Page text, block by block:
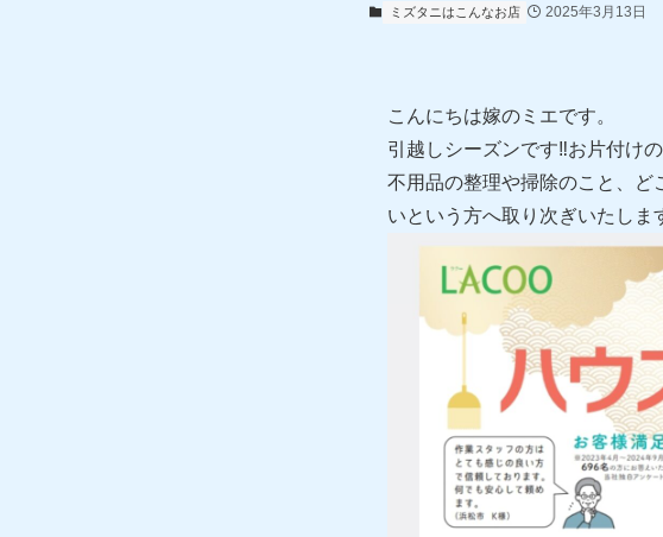
ミズタニはこんなお店 2025年3月13日
こんにちは嫁のミエです。
引越しシーズンです‼お片付け
不用品の整理や掃除のこと、ど
いという方へ取り次ぎいたしま